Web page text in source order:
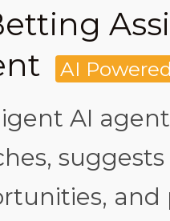
AI Powered
AI
and